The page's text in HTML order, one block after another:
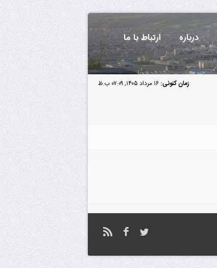
درباره ارتباط با ما
زمان کنونی: ۱۶ مرداد ۱۴۰۵, ۰۷:۰۹ ب.ظ